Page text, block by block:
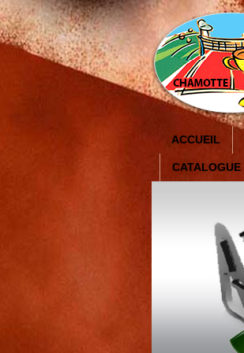
ACCUEIL
CATALOGUE